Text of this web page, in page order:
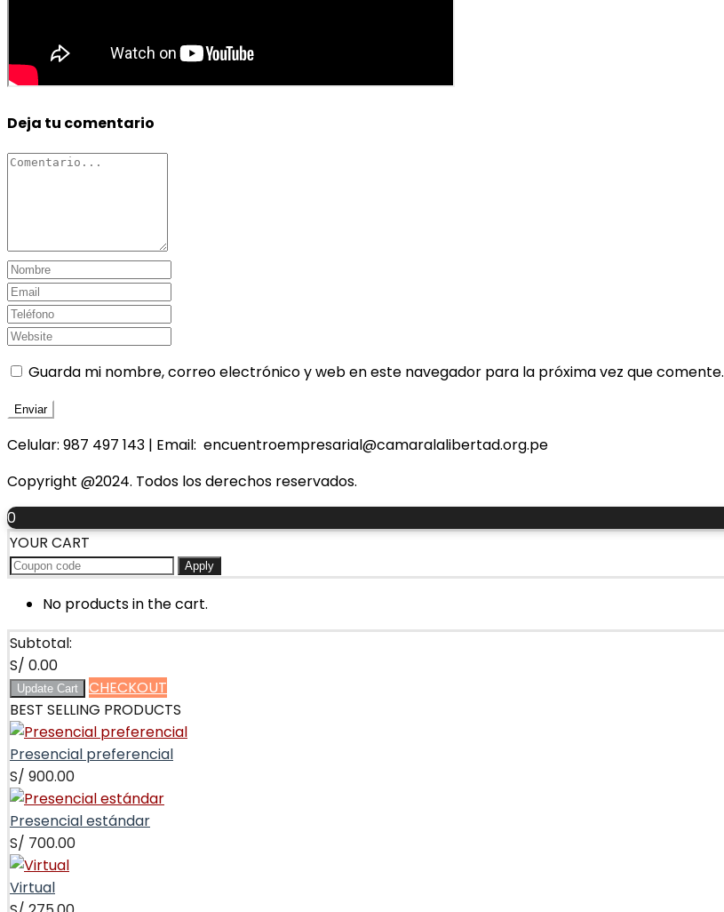
Deja tu comentario
Guarda mi nombre, correo electrónico y web en este navegador para la próxima vez que comente.
Celular: 987 497 143 | Email: encuentroempresarial@camaralalibertad.org.pe
Copyright @2024. Todos los derechos reservados.
0
YOUR CART
Apply
No products in the cart.
Subtotal:
S/ 0.00
Update Cart
CHECKOUT
BEST SELLING PRODUCTS
Presencial preferencial
S/ 900.00
Presencial estándar
S/ 700.00
Virtual